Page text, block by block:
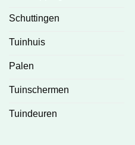
Schuttingen
Tuinhuis
Palen
Tuinschermen
Tuindeuren